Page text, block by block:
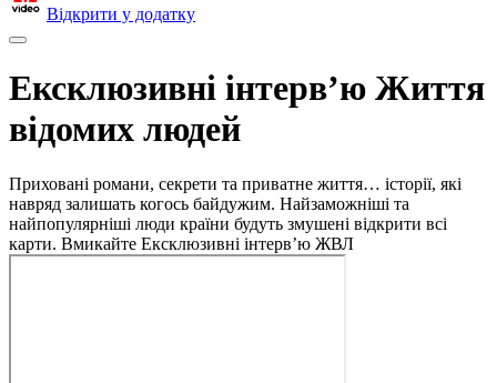
Відкрити у додатку
Ексклюзивні інтерв’ю Життя
відомих людей
Приховані романи, секрети та приватне життя… історії, які
навряд залишать когось байдужим. Найзаможніші та
найпопулярніші люди країни будуть змушені відкрити всі
карти. Вмикайте Ексклюзивні інтерв’ю ЖВЛ